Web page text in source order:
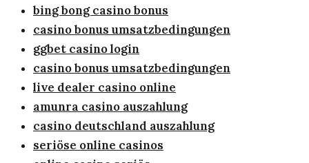
bing bong casino bonus
casino bonus umsatzbedingungen
ggbet casino login
casino bonus umsatzbedingungen
live dealer casino online
amunra casino auszahlung
casino deutschland auszahlung
seriöse online casinos